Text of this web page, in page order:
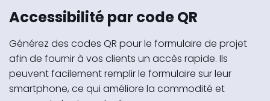
Accessibilité par code QR
Générez des codes QR pour le formulaire de projet
afin de fournir à vos clients un accès rapide. Ils
peuvent facilement remplir le formulaire sur leur
smartphone, ce qui améliore la commodité et